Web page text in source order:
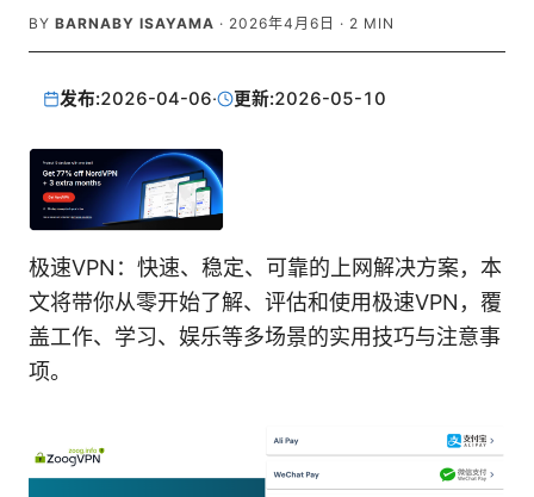
BY BARNABY ISAYAMA · 2026年4月6日 · 2 MIN
发布:2026-04-06· 更新:2026-05-10
极速VPN：快速、稳定、可靠的上网解决方案，本
文将带你从零开始了解、评估和使用极速VPN，覆
盖工作、学习、娱乐等多场景的实用技巧与注意事
项。